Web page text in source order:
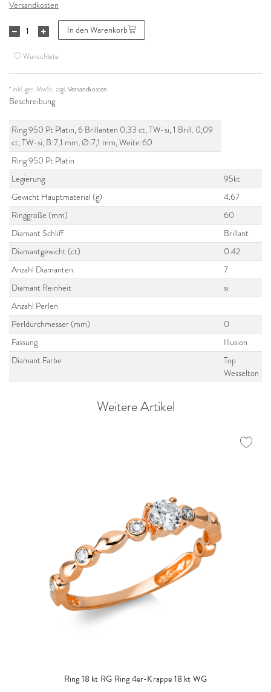
Versandkosten
In den Warenkorb
Wunschliste
* inkl. ges. MwSt. zzgl.Versandkosten
Beschreibung
Ring 950 Pt Platin, 6 Brillanten 0,33 ct, TW-si, 1 Brill. 0,09
ct, TW-si, B:7,1 mm, Ø:7,1 mm, Weite:60
Ring 950 Pt Platin
Legierung
95kt
Gewicht Hauptmaterial (g)
4.67
Ringgröße (mm)
60
Diamant Schliff
Brillant
Diamantgewicht (ct)
0.42
Anzahl Diamanten
7
Diamant Reinheit
si
Anzahl Perlen
Perldurchmesser (mm)
0
Fassung
Illusion
Diamant Farbe
Top
Wesselton
Weitere Artikel
Ring 18 kt RG Ring 4er-Krappe 18 kt WG